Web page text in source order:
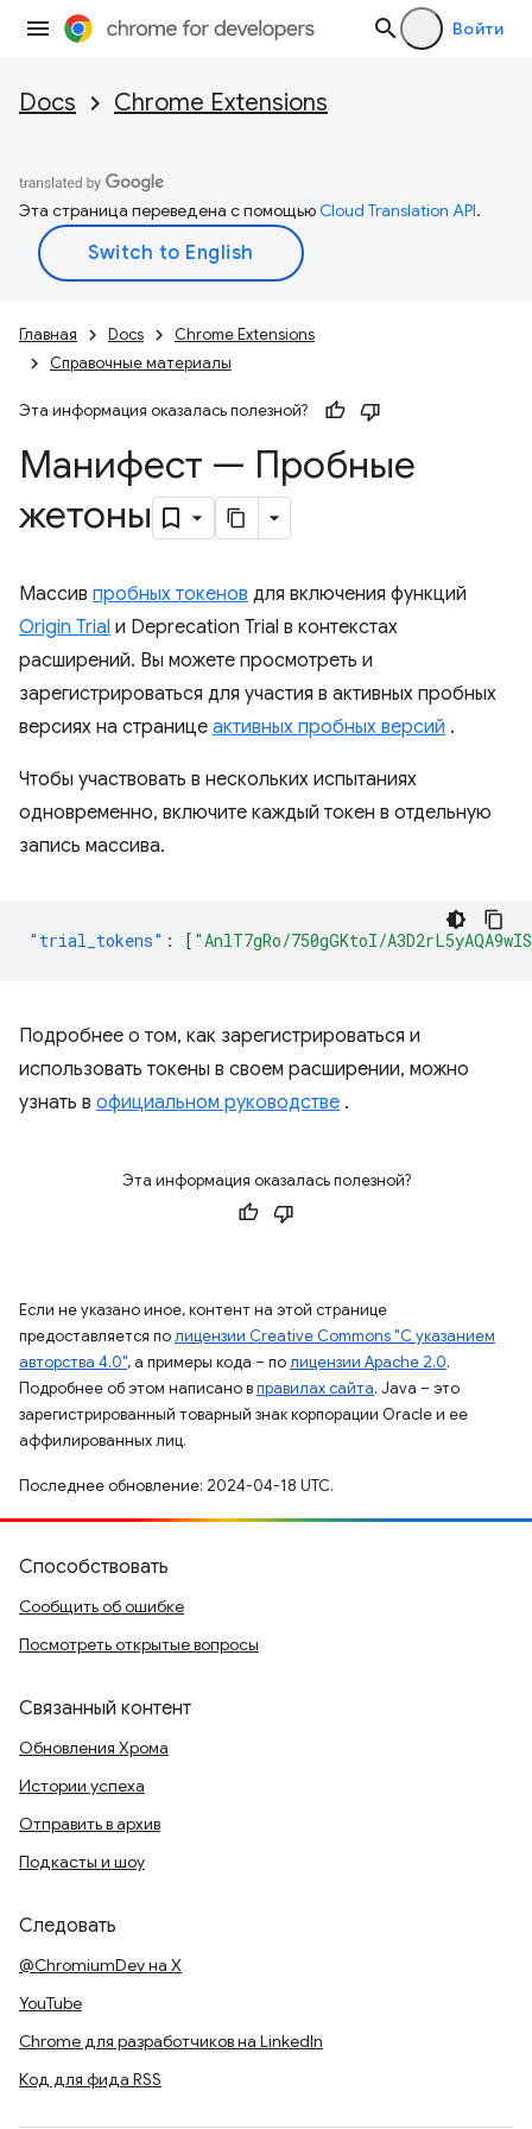
Войти
Docs Chrome Extensions
Эта страница переведена с помощьюCloud Translation API.
Главная Docs
Chrome Extensions
Справочные материалы
Эта информация оказалась полезной?
Манифест — Пробные
жетоны
Массив пробных токенов для включения функций
Origin Trial и Deprecation Trial в контекстах
расширений. Вы можете просмотреть и
зарегистрироваться для участия в активных пробных
версиях на странице активных пробных версий .
Чтобы участвовать в нескольких испытаниях
одновременно, включите каждый токен в отдельную
запись массива.
"trial_tokens" : [ "AnlT7gRo/750gGKtoI/
Подробнее о том, как зарегистрироваться и
использовать токены в своем расширении, можно
узнать в официальном руководстве .
Эта информация оказалась полезной?
Если не указано иное, контент на этой странице
предоставляется полицензии Creative Commons "С указанием
авторства 4.0", а примеры кода – полицензии Apache 2.0.
Подробнее об этом написано вправилах сайта. Java – это
зарегистрированный товарный знак корпорации Oracle и ее
аффилированных лиц.
Последнее обновление: 2024-04-18 UTC.
Способствовать
Сообщить об ошибке
Посмотреть открытые вопросы
Связанный контент
Обновления Хрома
Истории успеха
Отправить в архив
Подкасты и шоу
Следовать
@ChromiumDev на X
YouTube
Chrome для разработчиков на LinkedIn
Код для фида RSS